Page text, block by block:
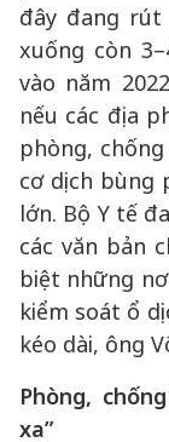
đây đang
xuống còn
vào năm
nếu các địa
phòng,
cơ dịch bùng
lớn. Bộ Y tế
các văn bản
biệt những
kiểm soát ổ
kéo dài, ông
Phòng,
xa”